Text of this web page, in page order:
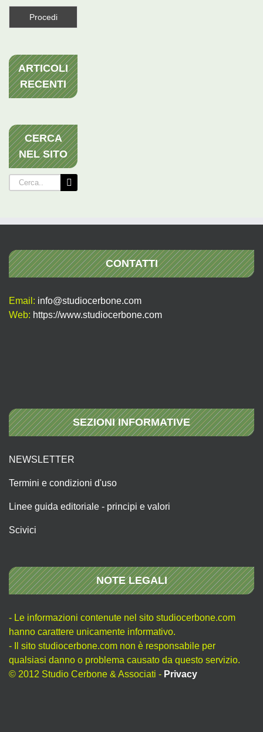
ARTICOLI
RECENTI
CERCA
NEL SITO
Cerca
per:
CONTATTI
Email: info@studiocerbone.com
Web: https://www.studiocerbone.com
SEZIONI INFORMATIVE
NEWSLETTER
Termini e condizioni d'uso
Linee guida editoriale - principi e valori
Scivici
NOTE LEGALI
- Le informazioni contenute nel sito studiocerbone.com
hanno carattere unicamente informativo.
- Il sito studiocerbone.com non è responsabile per
qualsiasi danno o problema causato da questo servizio.
© 2012 Studio Cerbone & Associati - Privacy